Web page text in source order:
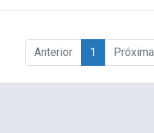
Anterior 1 Próxima